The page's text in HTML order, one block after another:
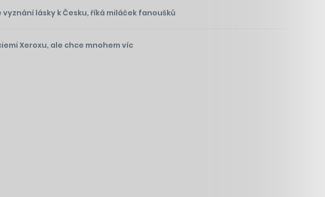
lásky k Česku, říká miláček fanoušků
Xeroxu, ale chce mnohem víc